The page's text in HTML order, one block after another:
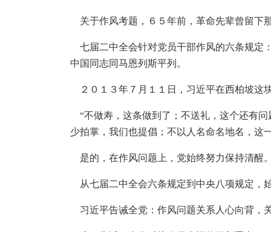
关于作风考题，６５年前，革命先辈曾留下
七届二中全会针对党员干部作风的六条规定
中国同志同马恩列斯平列。
２０１３年７月１１日，习近平在西柏坡这
“不做寿，这条做到了；不送礼，这个还有问
少拍掌，我们也提倡；不以人名命名地名，
是的，在作风问题上，党始终努力保持清醒
从七届二中全会六条规定到中央八项规定，
习近平告诫全党：作风问题关系人心向背，